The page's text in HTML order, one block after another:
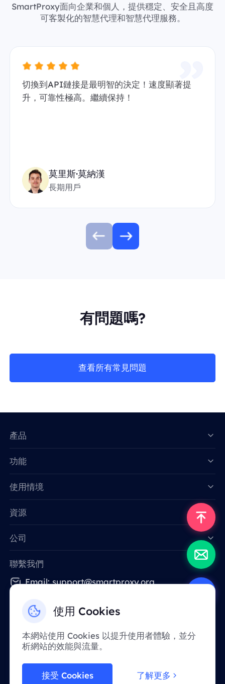
SmartProxy面向企業和個人，提供穩定、安全且高度
可客製化的智慧代理和智慧代理服務。
切換到API鏈接是最明智的決定！速度顯著提
升，可靠性極高。繼續保持！
莫里斯·莫納漢
長期用戶
有問題嗎?
查看所有常見問題
使用 Cookies
本網站使用 Cookies 以提升使用者體驗，並分
析網站的效能與流量。
接受 Cookies 了解更多
產品
功能
使用情境
資源
公司
聯繫我們
Email: support@smartproxy.org
供。 感謝您的體諒！